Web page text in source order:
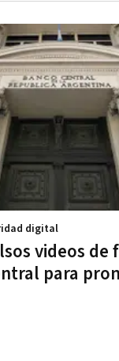
videos de
para
digital